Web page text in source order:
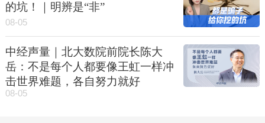
的坑！｜明辨是“非”
08-05
中经声量｜北大数院前院长陈大
岳：不是每个人都要像王虹一样冲
击世界难题，各自努力就好
08-05